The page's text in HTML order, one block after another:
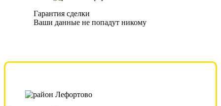
Гарантия сделки
Ваши данные не попадут никому